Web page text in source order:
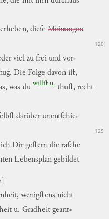
, dieſe Meinungen
120
viel zu frei und vor⸗
. Die Folge davon iſt,
, was du willſt u. thuſt, recht
darüber unentſchie⸗
125
ich Dir geſtern die raſche
Lebensplan gebildet
, wenigſtens nicht
u. Gradheit geant⸗